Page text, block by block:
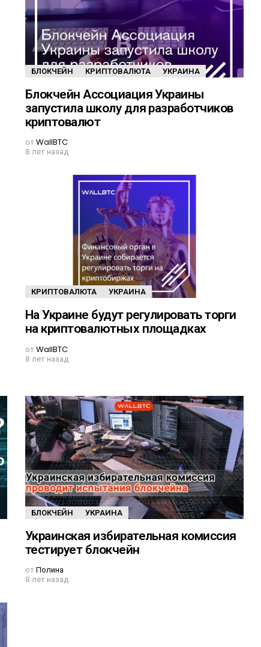
БЛОКЧЕЙН КРИПТОВАЛЮТА УКРАИНА
Блокчейн Ассоциация Украины
запустила школу для разработчиков
криптовалют
отWallBTC
8 лет назад
КРИПТОВАЛЮТА УКРАИНА
На Украине будут регулировать торги
на криптовалютных площадках
отWallBTC
8 лет назад
БЛОКЧЕЙН УКРАИНА
Украинская избирательная комиссия
тестирует блокчейн
отПолина
8 лет назад